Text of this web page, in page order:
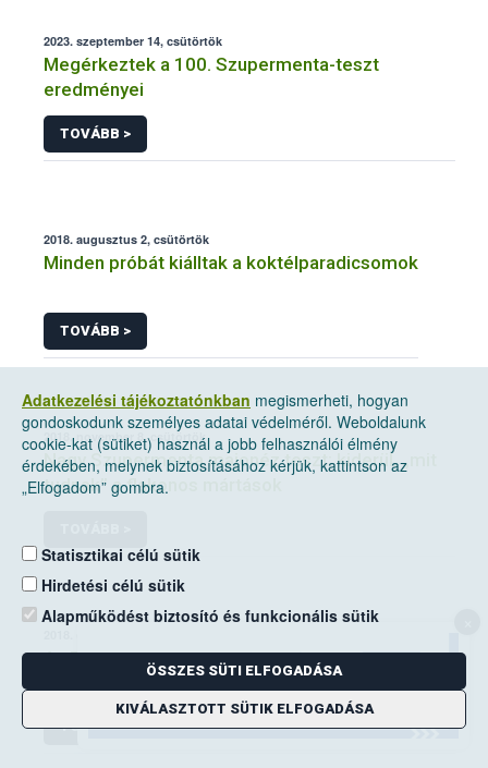
2023. szeptember 14, csütörtök
Megérkeztek a 100. Szupermenta-teszt
eredményei
TOVÁBB >
2018. augusztus 2, csütörtök
Minden próbát kiálltak a koktélparadicsomok
TOVÁBB >
2018. november 8, csütörtök
Nagy Szupermenta majonéz teszt: kiderül, „mit
tudnak” a flakonos mártások
Az Európai Unió élelmiszerbiztonsági
helyzetképe: Megjelent a 2017-es RASFF
TOVÁBB >
Adatkezelési tájékoztatónkban megismerheti, hogyan
gondoskodunk személyes adatai védelméről. Weboldalunk
cookie-kat (sütiket) használ a jobb felhasználói élmény
érdekében, melynek biztosításához kérjük, kattintson az
„Elfogadom” gombra.
Statisztikai célú sütik
Hirdetési célú sütik
Alapműködést biztosító és funkcionális sütik
ÖSSZES SÜTI ELFOGADÁSA
KIVÁLASZTOTT SÜTIK ELFOGADÁSA